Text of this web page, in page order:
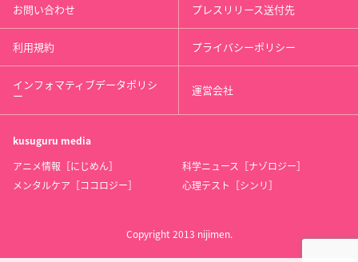
お問い合わせ プレスリリース送付先
利用規約 プライバシーポリシー
インフォマティブデータポリシ
ー 運営会社
kusuguru media
アニメ情報［にじめん］
科学ニュース［ナゾロジー］
メンタルケア［ココロジー］
心理テスト［シンリ］
Copyright 2013 nijimen.